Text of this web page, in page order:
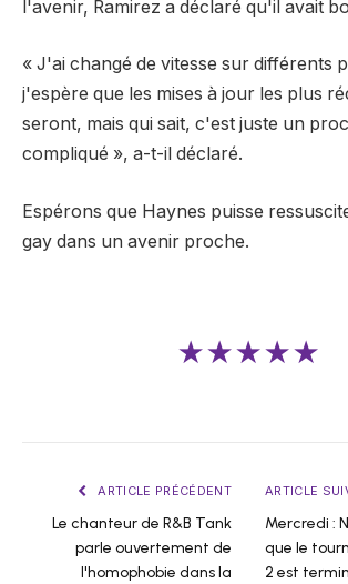
l'avenir, Ramirez a déclaré qu'il avait
« J'ai changé de vitesse sur différents
j'espère que les mises à jour les plus
seront, mais qui sait, c'est juste un
compliqué », a-t-il déclaré.
Espérons que Haynes puisse
gay dans un avenir proche.
★★★★★
ARTICLE PRÉCÉDENT
Le chanteur de R&B Tank
parle ouvertement de
l'homophobie dans la
ARTICLE
Mercredi :
que le
2 est